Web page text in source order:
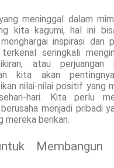
meninggal dalam
kita kagumi, hal ini
inspirasi dan
seringkali
atau
kita akan
nilai-nilai positif yang
hari. Kita perlu
menjadi pribadi
mereka berikan.
Membangun